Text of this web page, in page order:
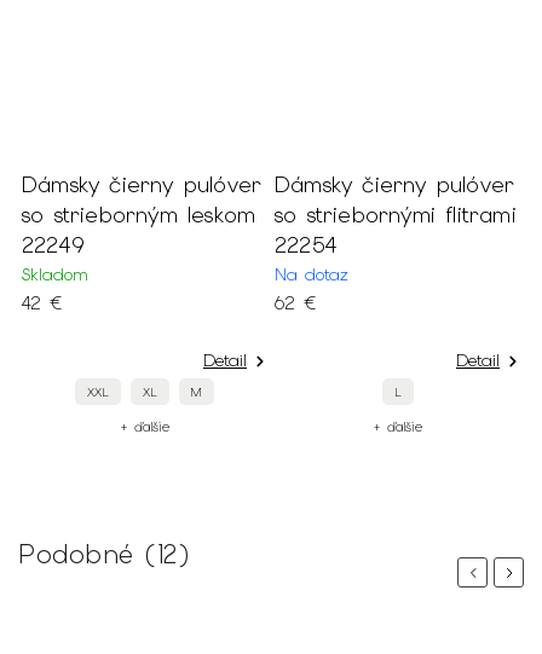
Dámsky čierny pulóver
so strieborným leskom
22249
Skladom
42 €
Detail
XXL XL M
+ ďalšie
Dámsky čierny pulóver
so striebornými flitrami
22254
Na dotaz
62 €
Detail
L
+ ďalšie
Podobné (12)
PreviousNext